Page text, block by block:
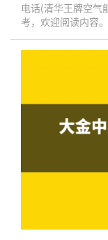
电话(清华王牌空气
考，欢迎阅读内容